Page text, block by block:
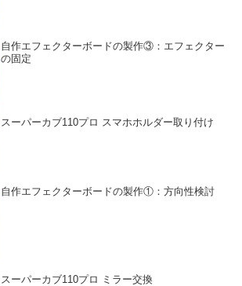
自作エフェクターボードの製作③：エフェクター
の固定
スーパーカブ110プロ スマホホルダー取り付け
自作エフェクターボードの製作①：方向性検討
スーパーカブ110プロ ミラー交換